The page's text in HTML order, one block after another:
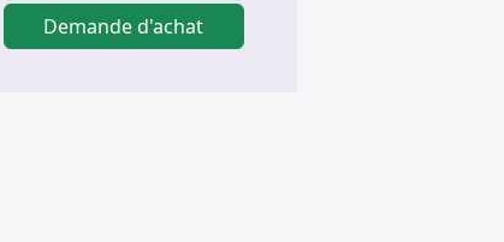
Demande d'achat